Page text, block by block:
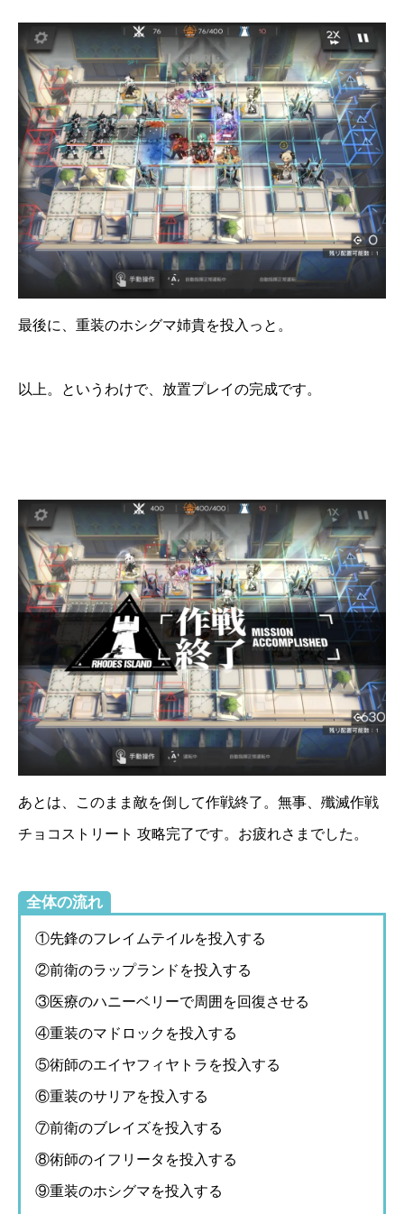
最後に、重装のホシグマ姉貴を投入っと。
以上。というわけで、放置プレイの完成です。
あとは、このまま敵を倒して作戦終了。無事、殲滅作戦
チョコストリート 攻略完了です。お疲れさまでした。
全体の流れ
①先鋒のフレイムテイルを投入する
②前衛のラップランドを投入する
③医療のハニーベリーで周囲を回復させる
④重装のマドロックを投入する
⑤術師のエイヤフィヤトラを投入する
⑥重装のサリアを投入する
⑦前衛のブレイズを投入する
⑧術師のイフリータを投入する
⑨重装のホシグマを投入する